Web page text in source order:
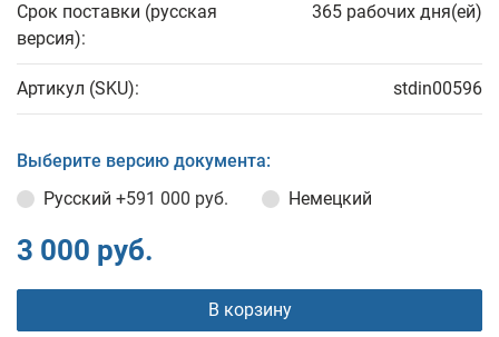
Срок поставки (русская
версия):
365 рабочих дня(ей)
Артикул (SKU): stdin00596
Выберите версию документа:
Русский +591 000 руб. Немецкий
3 000 руб.
В корзину